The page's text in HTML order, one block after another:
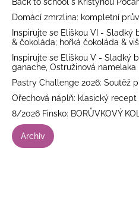
Domácí zmrzlina: kompletní
Inspirujte se Eliškou VI - Sladký
& čokoláda; hořká čokoláda &
Inspirujte se Eliškou V - Sladký
ganache, Ostružinová namelaka
Pastry Challenge 2026: Soutěž
Ořechová náplň: klasický
8/2026 Finsko: BORŮVKOVÝ
Archiv